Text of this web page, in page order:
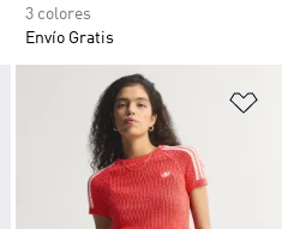
3 colores
Envío Gratis
Añadir a la lista de deseos